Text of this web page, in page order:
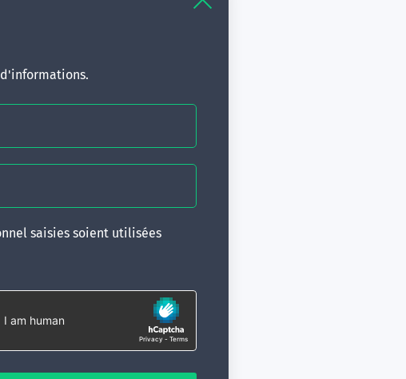
saisies soient utilisées